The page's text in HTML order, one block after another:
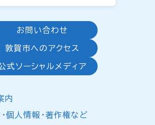
お問い合わせ
敦賀市へのアクセス
式ソーシャルメディア
内
個人情報・著作権など